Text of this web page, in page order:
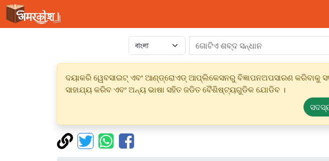
ଦୟାକରି ୱେବସାଇଟ୍ ଏବଂ ଆଣ୍ଡ୍ରୋଏଡ୍ ଆପ୍ଲିକେସନରୁ ବିଜ୍ଞାପନଅପସାରଣ କରିବାକୁ
ସାହାଯ୍ୟ କରିବ ଏବଂ ଅନ୍ୟ ଭାଷା ସହିତ ଜଡିତ ବୈଶିଷ୍ଟ୍ୟଗୁଡିକ ଯୋଡିବ ।